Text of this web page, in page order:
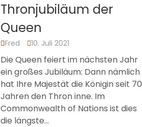
Thronjubiläum der
Queen
Fred 10. Juli 2021
Die Queen feiert im nächsten Jahr
ein großes Jubiläum: Dann nämlich
hat Ihre Majestät die Königin seit 70
Jahren den Thron inne. Im
Commonwealth of Nations ist dies
die längste…